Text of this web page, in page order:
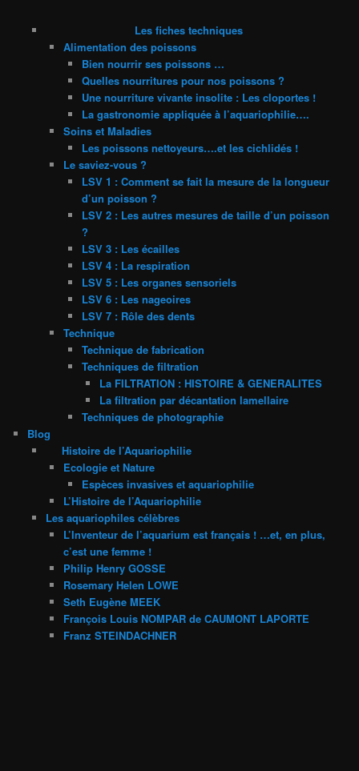
Les fiches techniques
Alimentation des poissons
Bien nourrir ses poissons …
Quelles nourritures pour nos poissons ?
Une nourriture vivante insolite : Les cloportes !
La gastronomie appliquée à l’aquariophilie….
Soins et Maladies
Les poissons nettoyeurs….et les cichlidés !
Le saviez-vous ?
LSV 1 : Comment se fait la mesure de la longueur
d’un poisson ?
LSV 2 : Les autres mesures de taille d’un poisson
?
LSV 3 : Les écailles
LSV 4 : La respiration
LSV 5 : Les organes sensoriels
LSV 6 : Les nageoires
LSV 7 : Rôle des dents
Technique
Technique de fabrication
Techniques de filtration
La FILTRATION : HISTOIRE & GENERALITES
La filtration par décantation lamellaire
Techniques de photographie
Blog
Histoire de l’Aquariophilie
Ecologie et Nature
Espèces invasives et aquariophilie
L’Histoire de l’Aquariophilie
Les aquariophiles célèbres
L’Inventeur de l’aquarium est français ! …et, en plus,
c’est une femme !
Philip Henry GOSSE
Rosemary Helen LOWE
Seth Eugène MEEK
François Louis NOMPAR de CAUMONT LAPORTE
Franz STEINDACHNER